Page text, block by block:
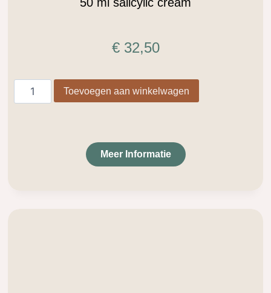
50 ml salicylic cream
€32,50
Toevoegen aan winkelwagen
Meer Informatie